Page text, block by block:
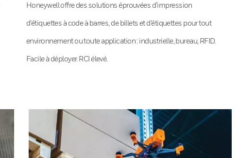
Honeywell offre des solutions éprouvées d’impression
d’étiquettes à code à barres, de billets et d’étiquettes pour tout
environnement ou toute application : industrielle, bureau, RFID.
Facile à déployer. RCI élevé.